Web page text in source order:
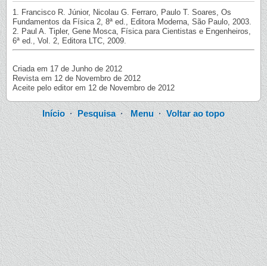
1. Francisco R. Júnior, Nicolau G. Ferraro, Paulo T. Soares, Os
Fundamentos da Física 2, 8ª ed., Editora Moderna, São Paulo, 2003.
2. Paul A. Tipler, Gene Mosca, Física para Cientistas e Engenheiros,
6ª ed., Vol. 2, Editora LTC, 2009.
Criada em 17 de Junho de 2012
Revista em 12 de Novembro de 2012
Aceite pelo editor em 12 de Novembro de 2012
Início·Pesquisa·Menu· Voltar ao topo